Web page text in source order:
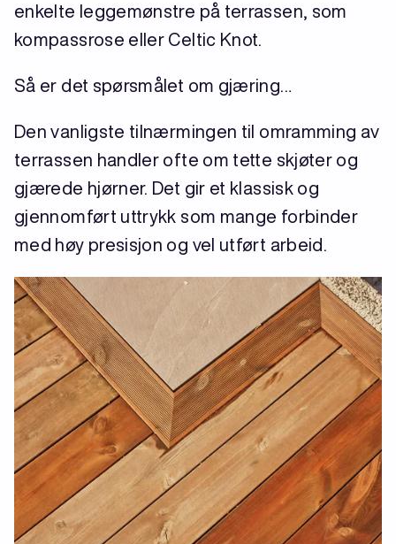
enkelte leggemønstre på terrassen, som
kompassrose eller Celtic Knot.
Så er det spørsmålet om gjæring…
Den vanligste tilnærmingen til omramming av
terrassen handler ofte om tette skjøter og
gjærede hjørner. Det gir et klassisk og
gjennomført uttrykk som mange forbinder
med høy presisjon og vel utført arbeid.